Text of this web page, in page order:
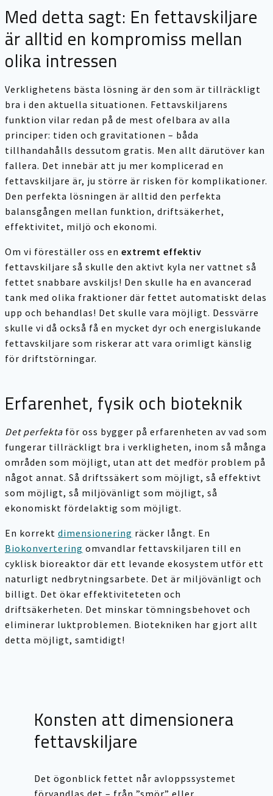
Med detta sagt: En fettavskiljare
är alltid en kompromiss mellan
olika intressen
Verklighetens bästa lösning är den som är tillräckligt
bra i den aktuella situationen. Fettavskiljarens
funktion vilar redan på de mest ofelbara av alla
principer: tiden och gravitationen – båda
tillhandahålls dessutom gratis. Men allt därutöver kan
fallera. Det innebär att ju mer komplicerad en
fettavskiljare är, ju större är risken för komplikationer.
Den perfekta lösningen är alltid den perfekta
balansgången mellan funktion, driftsäkerhet,
effektivitet, miljö och ekonomi.
Om vi föreställer oss en extremt effektiv
fettavskiljare så skulle den aktivt kyla ner vattnet så
fettet snabbare avskiljs! Den skulle ha en avancerad
tank med olika fraktioner där fettet automatiskt delas
upp och behandlas! Det skulle vara möjligt. Dessvärre
skulle vi då också få en mycket dyr och energislukande
fettavskiljare som riskerar att vara orimligt känslig
för driftstörningar.
Erfarenhet, fysik och bioteknik
Det perfekta för oss bygger på erfarenheten av vad som
fungerar tillräckligt bra i verkligheten, inom så många
områden som möjligt, utan att det medför problem på
något annat. Så driftssäkert som möjligt, så effektivt
som möjligt, så miljövänligt som möjligt, så
ekonomiskt fördelaktig som möjligt.
En korrekt dimensionering räcker långt. En
Biokonvertering omvandlar fettavskiljaren till en
cyklisk bioreaktor där ett levande ekosystem utför ett
naturligt nedbrytningsarbete. Det är miljövänligt och
billigt. Det ökar effektiviteteten och
driftsäkerheten. Det minskar tömningsbehovet och
eliminerar luktproblemen. Biotekniken har gjort allt
detta möjligt, samtidigt!
Konsten att dimensionera
fettavskiljare
Det ögonblick fettet når avloppssystemet
förvandlas det – från ”smör” eller